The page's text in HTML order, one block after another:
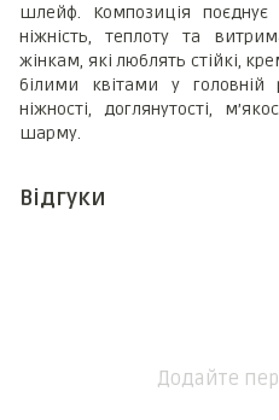
шлейф. Композиція поєднує
ніжність, теплоту та
жінкам, які люблять стійкі,
білими квітами у
ніжності, доглянутості,
шарму.
Відгуки
Додайте